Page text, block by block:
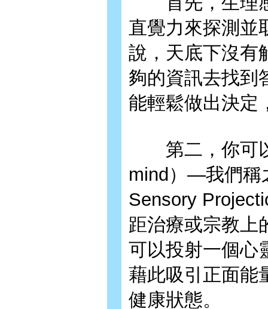
直覺力來探測並
說，天底下沒有
夠的資訊去找到
能輕鬆做出決定
第二，你可以
mind）—我們稱
Sensory
距治療或宗教上
可以投射一個心
藉此吸引正面能
健康狀態。